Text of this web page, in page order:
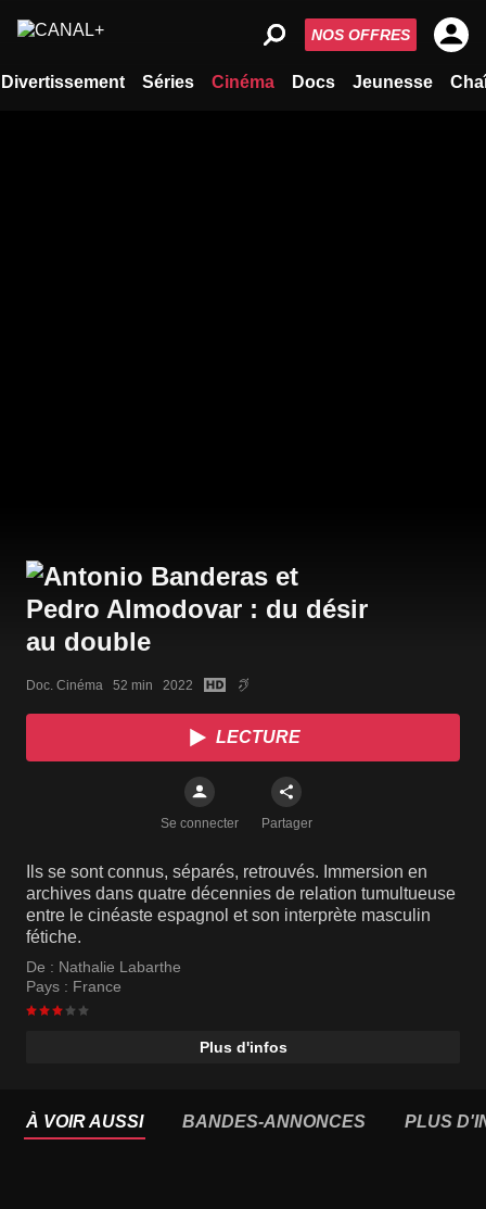
Divertissement Séries Cinéma Docs Jeunesse
NOS OFFRES
Doc. Cinéma   52 min   2022
LECTURE
Se connecter Partager
Ils se sont connus, séparés, retrouvés. Immersion en
archives dans quatre décennies de relation tumultueuse
entre le cinéaste espagnol et son interprète masculin
fétiche.
De : Nathalie Labarthe
Pays : France
Plus d'infos
À VOIR AUSSI BANDES-ANNONCES PLUS